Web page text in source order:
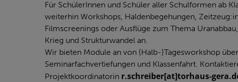
Für SchülerInnen und Schüler aller Schulformen ab
weiterhin Workshops, Haldenbegehungen,
Filmscreenings oder Ausflüge zum Thema
Krieg und Strukturwandel an.
Wir bieten Module an von (Halb-)Tagesworkshop
Seminarfachvertiefungen und Klassenfahrt.
Projektkoordinatorin r.schreiber[at]torhaus-